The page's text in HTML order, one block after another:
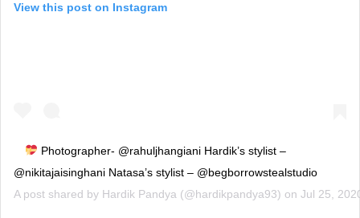
View this post on Instagram
Photographer- @rahuljhangiani Hardik’s stylist –
@nikitajaisinghani Natasa’s stylist – @begborrowstealstudio
A post shared by Hardik Pandya (@hardikpandya93) on Jul 25,